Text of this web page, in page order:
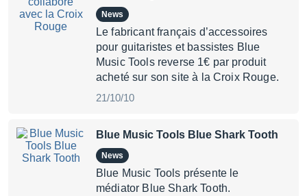
News
Le fabricant français d’accessoires
pour guitaristes et bassistes Blue
Music Tools reverse 1€ par produit
acheté sur son site à la Croix Rouge.
21/10/10
Blue Music Tools Blue Shark Tooth
News
Blue Music Tools présente le
médiator Blue Shark Tooth.